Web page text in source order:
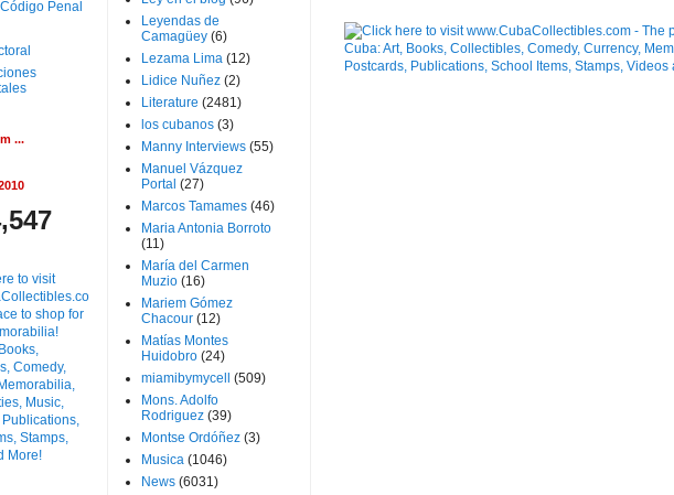
Penal
...
Leyendas de
Camagüey (6)
Lezama Lima (12)
Lidice Nuñez (2)
Literature (2481)
los cubanos (3)
Manny Interviews (55)
Manuel Vázquez
Portal (27)
Marcos Tamames (46)
Maria Antonia Borroto
(11)
María del Carmen
Muzio (16)
Mariem Gómez
Chacour (12)
Matías Montes
Huidobro (24)
miamibymycell
(509)
Mons. Adolfo
Rodriguez (39)
Montse Ordóñez (3)
Musica (1046)
News (6031)